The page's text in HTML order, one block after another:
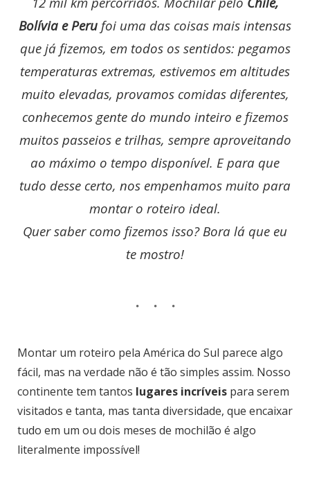
Bolívia e Peru foi uma das coisas mais intensas
que já fizemos, em todos os sentidos: pegamos
temperaturas extremas, estivemos em altitudes
muito elevadas, provamos comidas diferentes,
conhecemos gente do mundo inteiro e fizemos
muitos passeios e trilhas, sempre aproveitando
ao máximo o tempo disponível. E para que
tudo desse certo, nos empenhamos muito para
montar o roteiro ideal.
Quer saber como fizemos isso? Bora lá que eu
te mostro!
Montar um roteiro pela América do Sul parece algo
fácil, mas na verdade não é tão simples assim. Nosso
continente tem tantos lugares incríveis para serem
visitados e tanta, mas tanta diversidade, que encaixar
tudo em um ou dois meses de mochilão é algo
literalmente impossível!